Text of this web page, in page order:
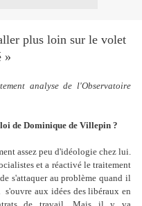
plus loin sur le volet
»
analyse de l'Observatoire
de Dominique de Villepin ?
assez peu d'idéologie chez lui.
et a réactivé le traitement
s'attaquer au problème quand il
aux idées des libéraux en